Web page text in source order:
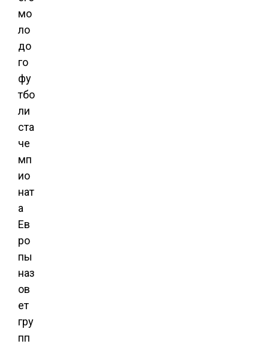
мо
ло
до
го
фу
тбо
ли
ста
че
мп
ио
нат
а
Ев
ро
пы
наз
ов
ет
гру
пп